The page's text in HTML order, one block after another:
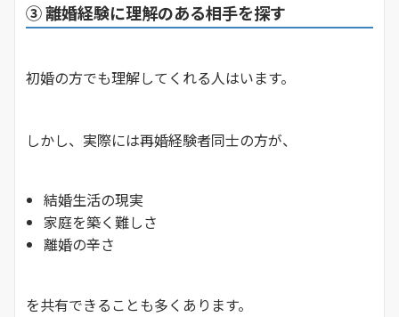
③ 離婚経験に理解のある相手を探す
初婚の方でも理解してくれる人はいます。
しかし、実際には再婚経験者同士の方が、
結婚生活の現実
家庭を築く難しさ
離婚の辛さ
を共有できることも多くあります。